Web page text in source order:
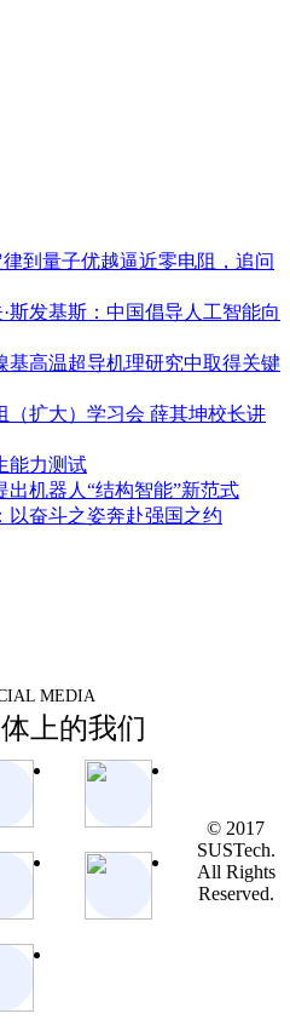
到量子优越逼近零电阻，追问
斯发基斯：中国倡导人工智能向
高温超导机理研究中取得关键
（扩大）学习会 薛其坤校长讲
能力测试
机器人“结构智能”新范式
以奋斗之姿奔赴强国之约
MEDIA
上的我们
© 2017
SUSTech.
All Rights
Reserved.